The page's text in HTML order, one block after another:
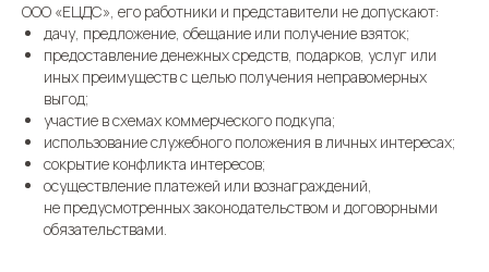
ООО «ЕЦДС», его работники и представители не допускают:
дачу, предложение, обещание или получение взяток;
предоставление денежных средств, подарков, услуг или
иных преимуществ с целью получения неправомерных
выгод;
участие в схемах коммерческого подкупа;
использование служебного положения в личных интересах;
сокрытие конфликта интересов;
осуществление платежей или вознаграждений,
не предусмотренных законодательством и договорными
обязательствами.